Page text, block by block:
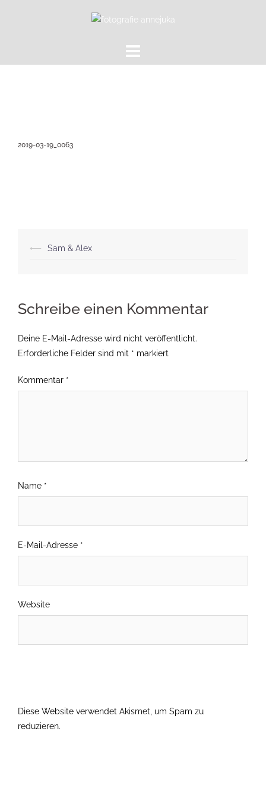
2019-03-19_0063
Beitragsnavigation
⟵ Sam & Alex
Schreibe einen Kommentar
Deine E-Mail-Adresse wird nicht veröffentlicht.
Erforderliche Felder sind mit * markiert
Kommentar *
Name *
E-Mail-Adresse *
Website
Diese Website verwendet Akismet, um Spam zu
reduzieren.